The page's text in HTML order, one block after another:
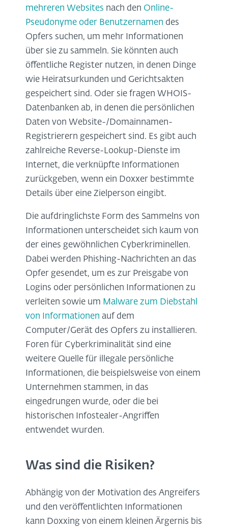
mehreren Websites nach den Online-
Pseudonyme oder Benutzernamen des
Opfers suchen, um mehr Informationen
über sie zu sammeln. Sie könnten auch
öffentliche Register nutzen, in denen Dinge
wie Heiratsurkunden und Gerichtsakten
gespeichert sind. Oder sie fragen WHOIS-
Datenbanken ab, in denen die persönlichen
Daten von Website-/Domainnamen-
Registrierern gespeichert sind. Es gibt auch
zahlreiche Reverse-Lookup-Dienste im
Internet, die verknüpfte Informationen
zurückgeben, wenn ein Doxxer bestimmte
Details über eine Zielperson eingibt.
Die aufdringlichste Form des Sammelns von
Informationen unterscheidet sich kaum von
der eines gewöhnlichen Cyberkriminellen.
Dabei werden Phishing-Nachrichten an das
Opfer gesendet, um es zur Preisgabe von
Logins oder persönlichen Informationen zu
verleiten sowie um Malware zum Diebstahl
von Informationen auf dem
Computer/Gerät des Opfers zu installieren.
Foren für Cyberkriminalität sind eine
weitere Quelle für illegale persönliche
Informationen, die beispielsweise von einem
Unternehmen stammen, in das
eingedrungen wurde, oder die bei
historischen Infostealer-Angriffen
entwendet wurden.
Was sind die Risiken?
Abhängig von der Motivation des Angreifers
und den veröffentlichten Informationen
kann Doxxing von einem kleinen Ärgernis bis